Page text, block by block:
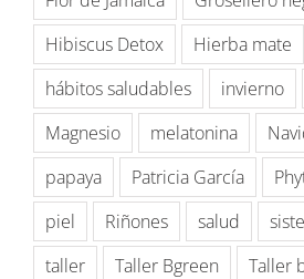
Hibiscus Detox
Hierba mate
hábitos saludables
invierno
Magnesio
melatonina
papaya
Patricia García
piel
Riñones salud
taller
Taller Bgreen
Taller